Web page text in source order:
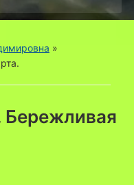
»
Бережливая